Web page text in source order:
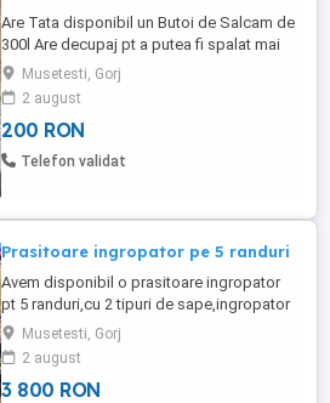
Are Tata disponibil un Butoi de Salcam de
300l Are decupaj pt a putea fi spalat mai
usor. Se poate folosii pt a decora o
curte,gradina sau pt depozitare. Pretul
este negociabil 200lei. Se poate vedea
ridica din Musetesti. Alte detalii la
Musetesti, Gorj
2 august
200 RON
Telefon validat
Prasitoare ingropator pe 5 randuri
Avem disponibil o prasitoare ingropator
pt 5 randuri,cu 2 tipuri de sape,ingropator
si prasitoare. Este de productie
Romania,de Ceahlaul Piatra Neamt Este
putin folosita doar ca a fost tinuta in
soare si ploi. Se poate vedea in
Musetesti, Gorj
2 august
3 800 RON